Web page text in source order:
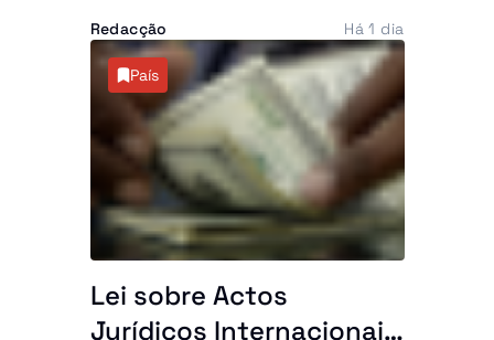
de Benguela, no próximo 16 de
Agosto, naquele que marcará o
arranque oficial da nova temporada
do futebol angolano.
Redacção Há 1 dia
País
Lei sobre Actos
Jurídicos Internacionais